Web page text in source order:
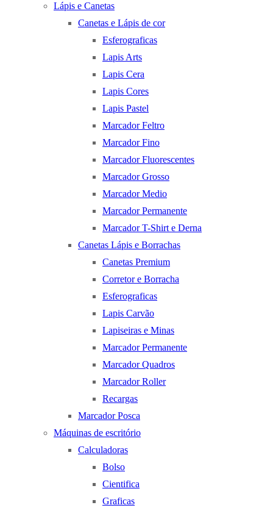
Lápis e Canetas
Canetas e Lápis de cor
Esferograficas
Lapis Arts
Lapis Cera
Lapis Cores
Lapis Pastel
Marcador Feltro
Marcador Fino
Marcador Fluorescentes
Marcador Grosso
Marcador Medio
Marcador Permanente
Marcador T-Shirt e Derna
Canetas Lápis e Borrachas
Canetas Premium
Corretor e Borracha
Esferograficas
Lapis Carvão
Lapiseiras e Minas
Marcador Permanente
Marcador Quadros
Marcador Roller
Recargas
Marcador Posca
Máquinas de escritório
Calculadoras
Bolso
Cientifica
Graficas